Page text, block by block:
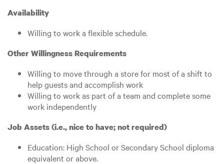
Availability
Willing to work a flexible schedule.
Other Willingness Requirements
Willing to move through a store for most of a shift to
help guests and accomplish work
Willing to work as part of a team and complete some
work independently
Job Assets (i.e., nice to have; not required)
Education: High School or Secondary School diploma
equivalent or above.